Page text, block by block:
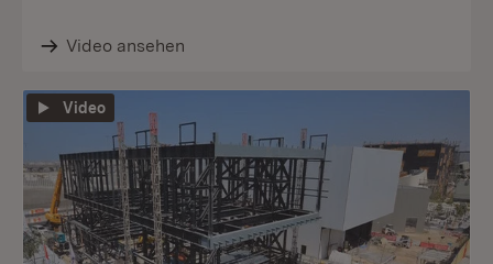
Video ansehen
Video